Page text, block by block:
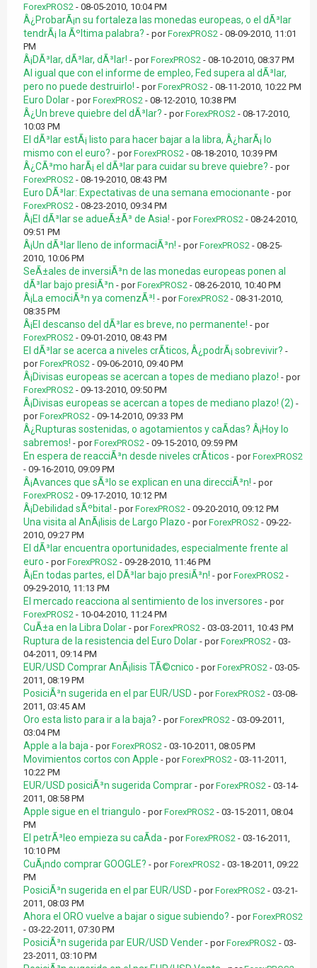
ForexPROS2 - 08-05-2010, 10:04 PM
Â¿ProbarÃ¡n su fortaleza las monedas europeas, o el dÃ³lar
tendrÃ¡ la Ãºltima palabra? - porForexPROS2 - 08-09-2010, 11:01
PM
Â¡DÃ³lar, dÃ³lar, dÃ³lar! - porForexPROS2 - 08-10-2010, 08:37 PM
Al igual que con el informe de empleo, Fed supera al dÃ³lar,
pero no puede destruirlo! - porForexPROS2 - 08-11-2010, 10:22 PM
Euro Dolar - porForexPROS2 - 08-12-2010, 10:38 PM
Â¿Un breve quiebre del dÃ³lar? - porForexPROS2 - 08-17-2010,
10:03 PM
El dÃ³lar estÃ¡ listo para hacer bajar a la libra, Â¿harÃ¡ lo
mismo con el euro? - porForexPROS2 - 08-18-2010, 10:39 PM
Â¿CÃ³mo harÃ¡ el dÃ³lar para cuidar su breve quiebre? - por
ForexPROS2 - 08-19-2010, 08:43 PM
Euro DÃ³lar: Expectativas de una semana emocionante - por
ForexPROS2 - 08-23-2010, 09:34 PM
Â¡El dÃ³lar se adueÃ±Ã³ de Asia! - porForexPROS2 - 08-24-2010,
09:51 PM
Â¡Un dÃ³lar lleno de informaciÃ³n! - porForexPROS2 - 08-25-
2010, 10:06 PM
SeÃ±ales de inversiÃ³n de las monedas europeas ponen al
dÃ³lar bajo presiÃ³n - porForexPROS2 - 08-26-2010, 10:40 PM
Â¡La emociÃ³n ya comenzÃ³! - porForexPROS2 - 08-31-2010,
08:35 PM
Â¡El descanso del dÃ³lar es breve, no permanente! - por
ForexPROS2 - 09-01-2010, 08:43 PM
El dÃ³lar se acerca a niveles crÃ­ticos, Â¿podrÃ¡ sobrevivir? -
porForexPROS2 - 09-06-2010, 09:40 PM
Â¡Divisas europeas se acercan a topes de mediano plazo! - por
ForexPROS2 - 09-13-2010, 09:50 PM
Â¡Divisas europeas se acercan a topes de mediano plazo! (2) -
porForexPROS2 - 09-14-2010, 09:33 PM
Â¿Rupturas sostenidas, o agotamientos y caÃ­das? Â¡Hoy lo
sabremos! - porForexPROS2 - 09-15-2010, 09:59 PM
En espera de reacciÃ³n desde niveles crÃ­ticos - porForexPROS2
- 09-16-2010, 09:09 PM
Â¡Avances que sÃ³lo se explican en una direcciÃ³n! - por
ForexPROS2 - 09-17-2010, 10:12 PM
Â¡Debilidad sÃºbita! - porForexPROS2 - 09-20-2010, 09:12 PM
Una visita al AnÃ¡lisis de Largo Plazo - porForexPROS2 - 09-22-
2010, 09:27 PM
El dÃ³lar encuentra oportunidades, especialmente frente al
euro - porForexPROS2 - 09-28-2010, 11:46 PM
Â¡En todas partes, el DÃ³lar bajo presiÃ³n! - porForexPROS2 -
09-29-2010, 11:13 PM
El mercado reacciona al sentimiento de los inversores - por
ForexPROS2 - 10-04-2010, 11:24 PM
CuÃ±a en la Libra Dolar - porForexPROS2 - 03-03-2011, 10:43 PM
Ruptura de la resistencia del Euro Dolar - porForexPROS2 - 03-
04-2011, 09:14 PM
EUR/USD Comprar AnÃ¡lisis TÃ©cnico - porForexPROS2 - 03-05-
2011, 08:19 PM
PosiciÃ³n sugerida en el par EUR/USD - porForexPROS2 - 03-08-
2011, 03:45 AM
Oro esta listo para ir a la baja? - porForexPROS2 - 03-09-2011,
03:04 PM
Apple a la baja - porForexPROS2 - 03-10-2011, 08:05 PM
Movimientos cortos con Apple - porForexPROS2 - 03-11-2011,
10:22 PM
EUR/USD posiciÃ³n sugerida Comprar - porForexPROS2 - 03-14-
2011, 08:58 PM
Apple sigue en el triangulo - porForexPROS2 - 03-15-2011, 08:04
PM
El petrÃ³leo empieza su caÃ­da - porForexPROS2 - 03-16-2011,
10:10 PM
CuÃ¡ndo comprar GOOGLE? - porForexPROS2 - 03-18-2011, 09:22
PM
PosiciÃ³n sugerida en el par EUR/USD - porForexPROS2 - 03-21-
2011, 08:03 PM
Ahora el ORO vuelve a bajar o sigue subiendo? - porForexPROS2
- 03-22-2011, 07:30 PM
PosiciÃ³n sugerida par EUR/USD Vender - porForexPROS2 - 03-
23-2011, 03:10 PM